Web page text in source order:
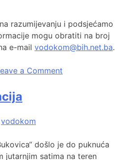
razumijevanju i podsjećamo
mogu obratiti na broj
e-mail vodokom@bih.net.ba.
a Comment
vodokom
došlo je do puknuća
jutarnjim satima na teren